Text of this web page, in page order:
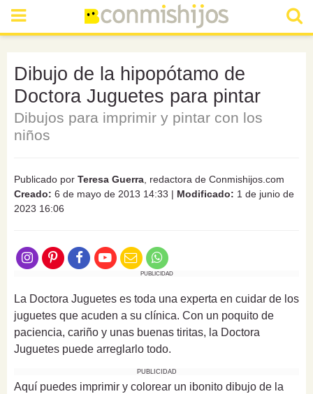
Dibujo de la hipopótamo de
Doctora Juguetes para pintar
Dibujos para imprimir y pintar con los
niños
Publicado por Teresa Guerra , redactora de Conmishijos.com
Creado: 6 de mayo de 2013 14:33 | Modificado: 1 de junio de
2023 16:06
PUBLICIDAD
La Doctora Juguetes es toda una experta en cuidar de los
juguetes que acuden a su clínica. Con un poquito de
paciencia, cariño y unas buenas tiritas, la Doctora
Juguetes puede arreglarlo todo.
PUBLICIDAD
Aquí puedes imprimir y colorear un ibonito dibujo de la